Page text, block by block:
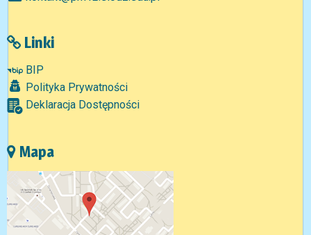
Linki
BIP
Polityka Prywatności
Deklaracja Dostępności
Mapa